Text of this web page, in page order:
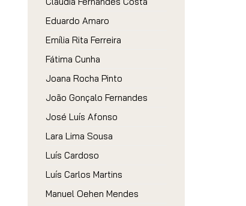
Eduardo Amaro
Emília Rita Ferreira
Fátima Cunha
Joana Rocha Pinto
João Gonçalo Fernandes
José Luís Afonso
Lara Lima Sousa
Luís Cardoso
Luís Carlos Martins
Manuel Oehen Mendes